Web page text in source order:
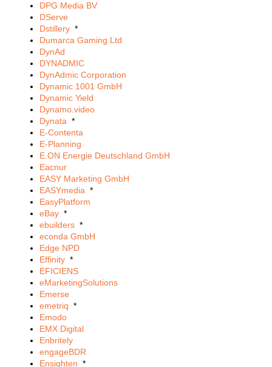
DPG Media BV
DServe
Dstillery *
Dumarca Gaming Ltd
DynAd
DYNADMIC
DynAdmic Corporation
Dynamic 1001 GmbH
Dynamic Yield
Dynamo.video
Dynata *
E-Contenta
E-Planning
E.ON Energie Deutschland GmbH
Eacnur
EASY Marketing GmbH
EASYmedia *
EasyPlatform
eBay *
ebuilders *
econda GmbH
Edge NPD
Effinity *
EFICIENS
eMarketingSolutions
Emerse
emetriq *
Emodo
EMX Digital
Enbritely
engageBDR
Ensighten *